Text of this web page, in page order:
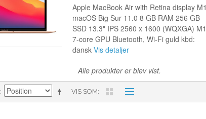
Apple MacBook Air with Retina display M1
macOS Big Sur 11.0 8 GB RAM 256 GB
SSD 13.3" IPS 2560 x 1600 (WQXGA) M1
7-core GPU Bluetooth, Wi-Fi guld kbd:
dansk Vis detaljer
Alle produkter er blev vist.
VIS SOM